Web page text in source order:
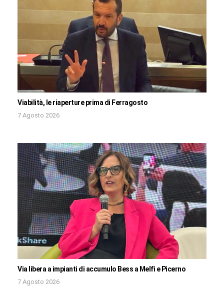
Viabilità, le riaperture prima di Ferragosto
7 Agosto 2026
Via libera a impianti di accumulo Bess a Melfi e Picerno
7 Agosto 2026